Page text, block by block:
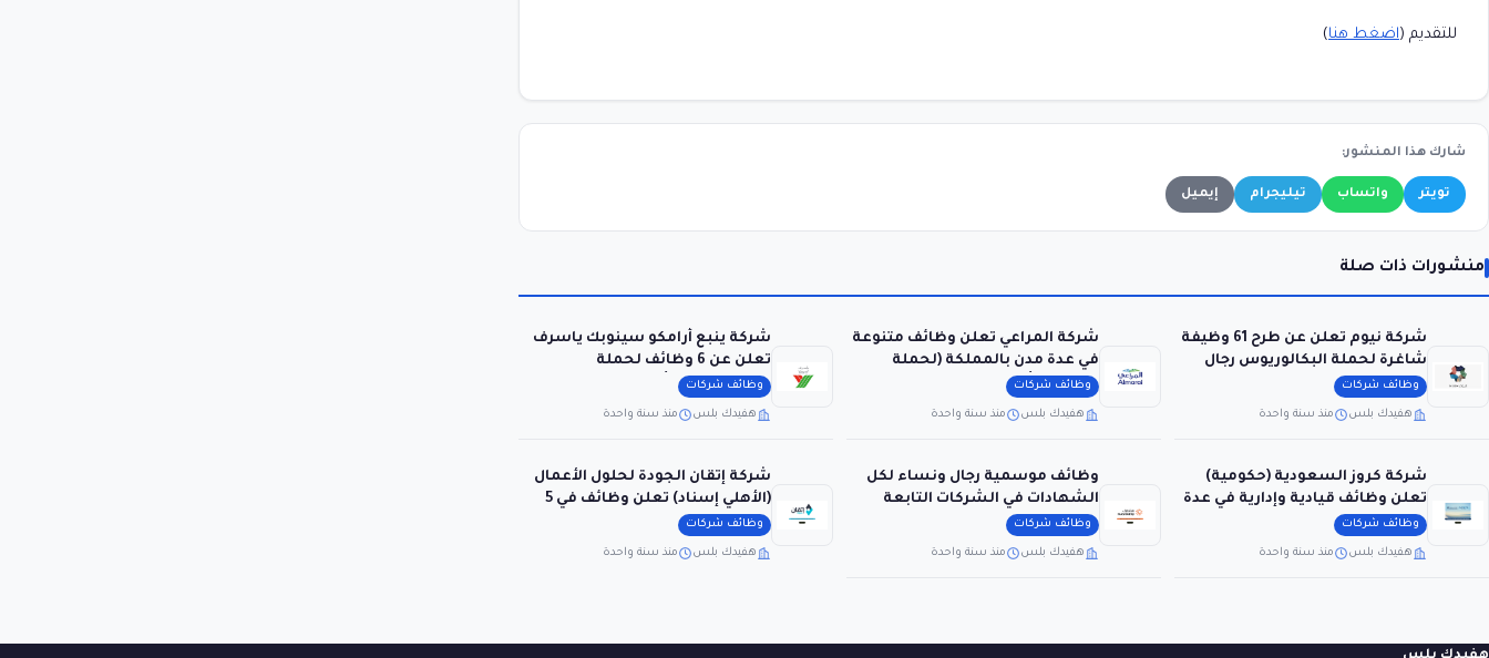
للتقديم (اضغط هنا )
شارك هذا المنشور:
تويتر واتساب تيليجرام إيميل
منشورات ذات صلة
شركة نيوم تعلن عن طرح 61 وظيفة
شاغرة لحملة البكالوريوس رجال
ونساء
وظائف شركات
هفيدك بلس منذ سنة واحدة
شركة المراعي تعلن وظائف متنوعة
في عدة مدن بالمملكة (لحملة
الثانوية فأعلى)
وظائف شركات
هفيدك بلس منذ سنة واحدة
شركة ينبع أرامكو سينوبك ياسرف
تعلن عن 6 وظائف لحملة
البكالوريوس فأعلى
وظائف شركات
هفيدك بلس منذ سنة واحدة
شركة كروز السعودية (حكومية)
تعلن وظائف قيادية وإدارية في عدة
مجالات
وظائف شركات
هفيدك بلس منذ سنة واحدة
وظائف موسمية رجال ونساء لكل
الشهادات في الشركات التابعة
لمشارق
وظائف شركات
هفيدك بلس منذ سنة واحدة
شركة إتقان الجودة لحلول الأعمال
(الأهلي إسناد) تعلن وظائف في 5
مدن بالمملكة
وظائف شركات
هفيدك بلس منذ سنة واحدة